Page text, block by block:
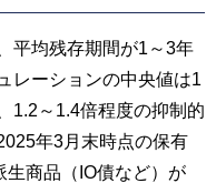
平均残存期間が1～3年
レーションの中央値は1
1.2～1.4倍程度の抑制的
年3月末時点の保有
商品（IO債など）が